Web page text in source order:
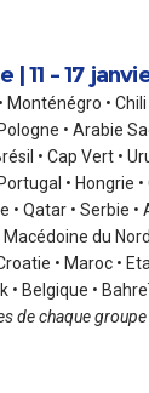
11 – 17
Monténégro • Chili
• Arabie
• Cap Vert •
• Hongrie
• Qatar • Serbie •
Macédoine du
• Maroc •
• Belgique •
de chaque